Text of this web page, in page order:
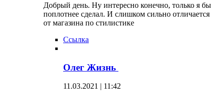
Добрый день. Ну интересно конечно, только я бы
поплотнее сделал. И слишком сильно отличается
от магазина по стилистике
Ссылка
Олег Жизнь
11.03.2021 | 11:42